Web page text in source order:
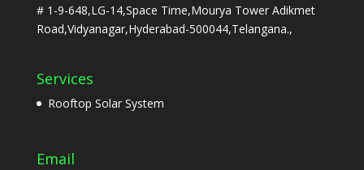
# 1-9-648,LG-14,Space Time,Mourya Tower Adikmet
Road,Vidyanagar,Hyderabad-500044,Telangana.,
Services
Rooftop Solar System
Email